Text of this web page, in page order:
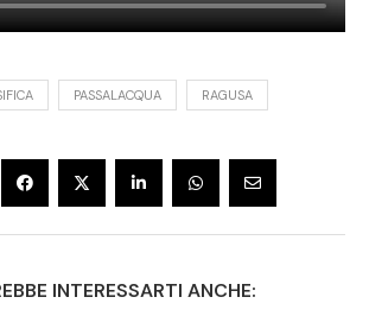
PASSALACQUA RAGUSA
INTERESSARTI ANCHE: